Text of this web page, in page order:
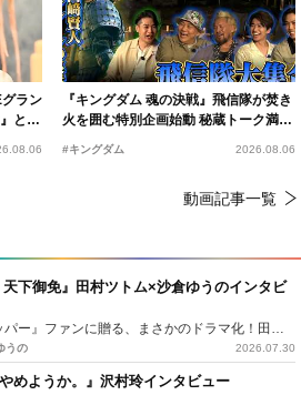
グラン
と同
『キングダム 魂の決戦』飛信隊が焚き
火を囲む特別企画始動 秘蔵トーク満載
の“キングダムキャンプ”開催
#キングダム 2026.08.06
動画記事一覧
天下御免』田村ツトム×沙倉ゆうのインタビ
『侍タイムスリッパー』ファンに贈る、まさかのドラマ化！田村ツトム×沙倉ゆうのが語る『心配無用ノ介』撮影秘話
うの 2026.07.30
めようか。』沢村玲インタビュー